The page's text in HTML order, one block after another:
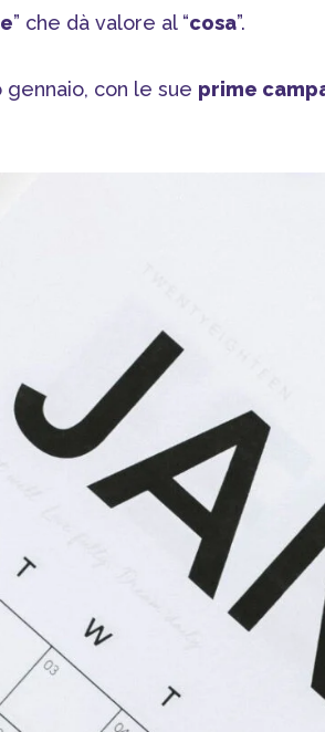
” che dà valore al “cosa”.
gennaio, con le sue prime